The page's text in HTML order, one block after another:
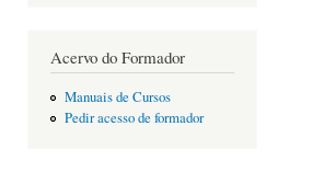
Acervo do Formador
Manuais de Cursos
Pedir acesso de formador